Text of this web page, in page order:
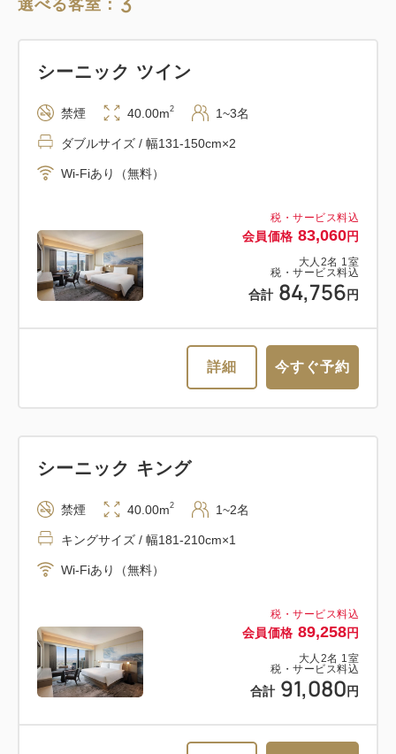
選べる客室：
税・サービス料込
会員価格 83,060円
大人 2名 1 室
税・サービス料込
合計 84,756 円
シーニック ツイン
禁煙 40.00m2 1~3名
ダブルサイズ / 幅131-150cm×2
Wi-Fiあり（無料）
詳細 今すぐ予約
税・サービス料込
会員価格 89,258円
大人 2名 1 室
税・サービス料込
合計 91,080 円
シーニック キング
禁煙 40.00m2 1~2名
キングサイズ / 幅181-210cm×1
Wi-Fiあり（無料）